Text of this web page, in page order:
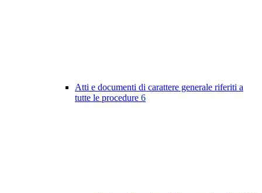
Atti e documenti di carattere generale riferiti a
tutte le procedure 6